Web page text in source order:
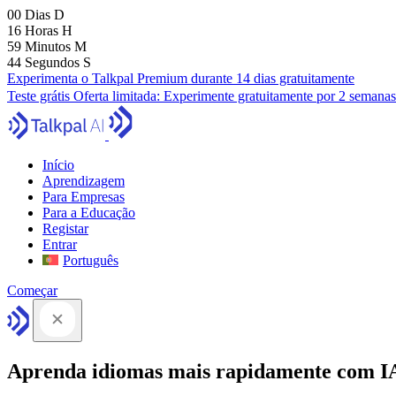
00 Dias D
16 Horas H
59 Minutos M
43 Segundos S
Experimenta o Talkpal Premium durante 14 dias gratuitamente
Teste grátis Oferta limitada: Experimente gratuitamente por 2 semanas
Início
Aprendizagem
Para Empresas
Para a Educação
Registar
Entrar
Português
Começar
Aprenda idiomas mais rapidamente com